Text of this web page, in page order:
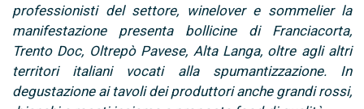
professionisti del settore, winelover e sommelier la
manifestazione presenta bollicine di Franciacorta,
Trento Doc, Oltrepò Pavese, Alta Langa, oltre agli altri
territori italiani vocati alla spumantizzazione. In
degustazione ai tavoli dei produttori anche grandi rossi,